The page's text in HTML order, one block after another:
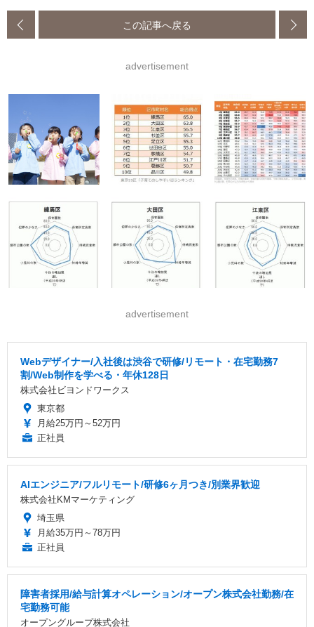
この記事へ戻る
advertisement
advertisement
Webデザイナー/入社後は渋谷で研修/リモート・在宅勤務7
割/Web制作を学べる・年休128日
株式会社ビヨンドワークス
東京都
月給25万円～52万円
正社員
AIエンジニア/フルリモート/研修6ヶ月つき/別業界歓迎
株式会社KMマーケティング
埼玉県
月給35万円～78万円
正社員
障害者採用/給与計算オペレーション/オープン株式会社勤務/在
宅勤務可能
オープングループ株式会社